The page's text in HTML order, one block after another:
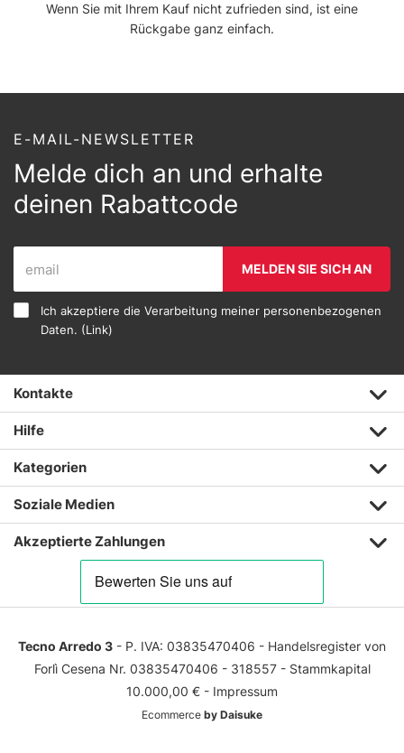
Wenn Sie mit Ihrem Kauf nicht zufrieden sind, ist eine
Rückgabe ganz einfach.
E-MAIL-NEWSLETTER
Melde dich an und erhalte
deinen Rabattcode
MELDEN SIE SICH AN
Ich akzeptiere die Verarbeitung meiner personenbezogenen
Daten. (Link)
Kontakte
Hilfe
Kategorien
Soziale Medien
Akzeptierte Zahlungen
Tecno Arredo 3 - P. IVA: 03835470406 - Handelsregister von
Forlì Cesena Nr. 03835470406 - 318557 - Stammkapital
10.000,00 € - Impressum
Ecommerce by Daisuke